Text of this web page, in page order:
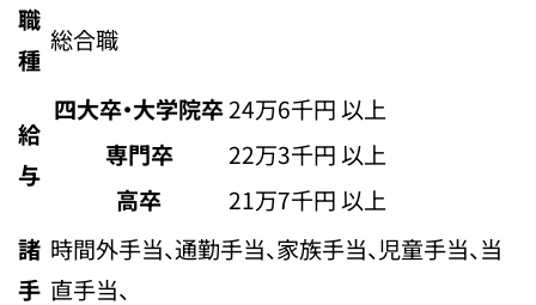
職
種
総合職
給
与
四大卒・大学院卒24万6千円 以上
専門卒
22万3千円 以上
高卒
21万7千円 以上
諸
手
時間外手当、通勤手当、家族手当、児童手当、当
直手当、